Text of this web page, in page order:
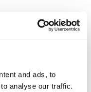
and ads, to
analyse our traffic.